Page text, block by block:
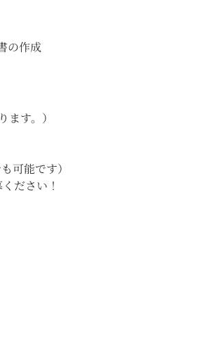
の作成
す。）
可能です）
ださい！